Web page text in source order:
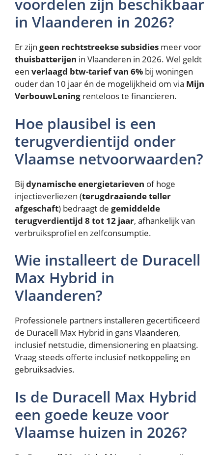
voordelen zijn beschikbaar
in Vlaanderen in 2026?
Er zijn geen rechtstreekse subsidies meer voor
thuisbatterijen in Vlaanderen in 2026. Wel geldt
een verlaagd btw-tarief van 6% bij woningen
ouder dan 10 jaar én de mogelijkheid om via Mijn
VerbouwLening renteloos te financieren.
Hoe plausibel is een
terugverdientijd onder
Vlaamse netvoorwaarden?
Bij dynamische energietarieven of hoge
injectieverliezen (terugdraaiende teller
afgeschaft) bedraagt de gemiddelde
terugverdientijd 8 tot 12 jaar, afhankelijk van
verbruiksprofiel en zelfconsumptie.
Wie installeert de Duracell
Max Hybrid in
Vlaanderen?
Professionele partners installeren gecertificeerd
de Duracell Max Hybrid in gans Vlaanderen,
inclusief netstudie, dimensionering en plaatsing.
Vraag steeds offerte inclusief netkoppeling en
gebruiksadvies.
Is de Duracell Max Hybrid
een goede keuze voor
Vlaamse huizen in 2026?